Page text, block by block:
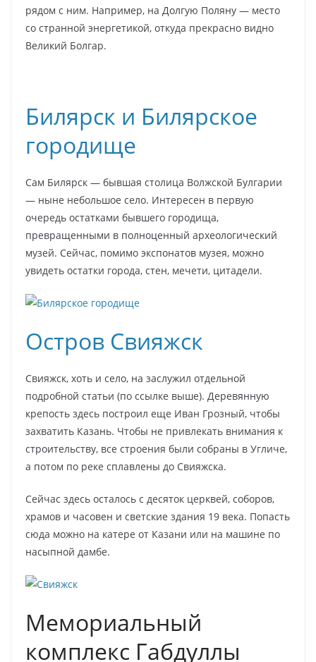
рядом с ним. Например, на Долгую Поляну — место
со странной энергетикой, откуда прекрасно видно
Великий Болгар.
Билярск и Билярское
городище
Сам Билярск — бывшая столица Волжской Булгарии
— ныне небольшое село. Интересен в первую
очередь остатками бывшего городища,
превращенными в полноценный археологический
музей. Сейчас, помимо экспонатов музея, можно
увидеть остатки города, стен, мечети, цитадели.
Остров Свияжск
Свияжск, хоть и село, на заслужил отдельной
подробной статьи (по ссылке выше). Деревянную
крепость здесь построил еще Иван Грозный, чтобы
захватить Казань. Чтобы не привлекать внимания к
строительству, все строения были собраны в Угличе,
а потом по реке сплавлены до Свияжска.
Сейчас здесь осталось с десяток церквей, соборов,
храмов и часовен и светские здания 19 века. Попасть
сюда можно на катере от Казани или на машине по
насыпной дамбе.
Мемориальный
комплекс Габдуллы